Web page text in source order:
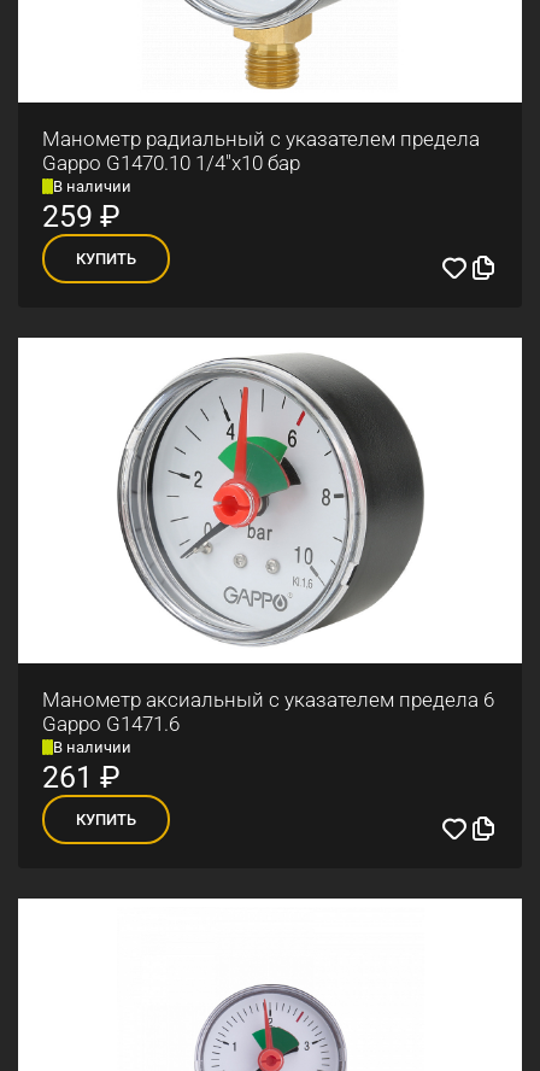
Манометр радиальный с указателем предела
Gappo G1470.10 1/4"x10 бар
В наличии
259 ₽
КУПИТЬ
Манометр аксиальный с указателем предела 6
Gappo G1471.6
В наличии
261 ₽
КУПИТЬ